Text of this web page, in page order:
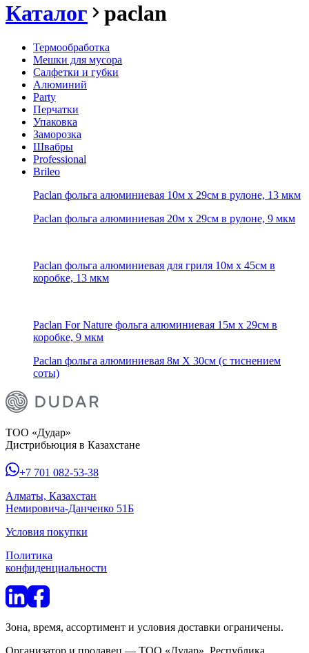
Каталог paclan
Термообработка
Мешки для мусора
Салфетки и губки
Алюминий
Party
Перчатки
Упаковка
Заморозка
Швабры
Professional
Brileo
Paclan фольга алюминиевая 10м х 29см в рулоне, 13 мкм
Paclan фольга алюминиевая 20м х 29см в рулоне, 9 мкм
Paclan фольга алюминиевая для гриля 10м х 45см в
коробке, 13 мкм
Paclan For Nature фольга алюминиевая 15м х 29см в
коробке, 9 мкм
Paclan фольга алюминиевая 8м Х 30см (с тиснением
соты)
ТОО «Дудар»
Дистрибьюция в Казахстане
+7 701 082-53-38
Алматы, Казахстан
Немировича-Данченко 51Б
Условия покупки
Политика
конфиденциальности
Зона, время, ассортимент и условия доставки ограничены.
Организатор и продавец — ТОО «Дудар», Республика